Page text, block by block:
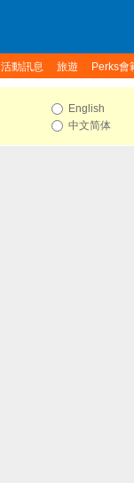
活動訊息 旅遊 Perks會
English
中文简体